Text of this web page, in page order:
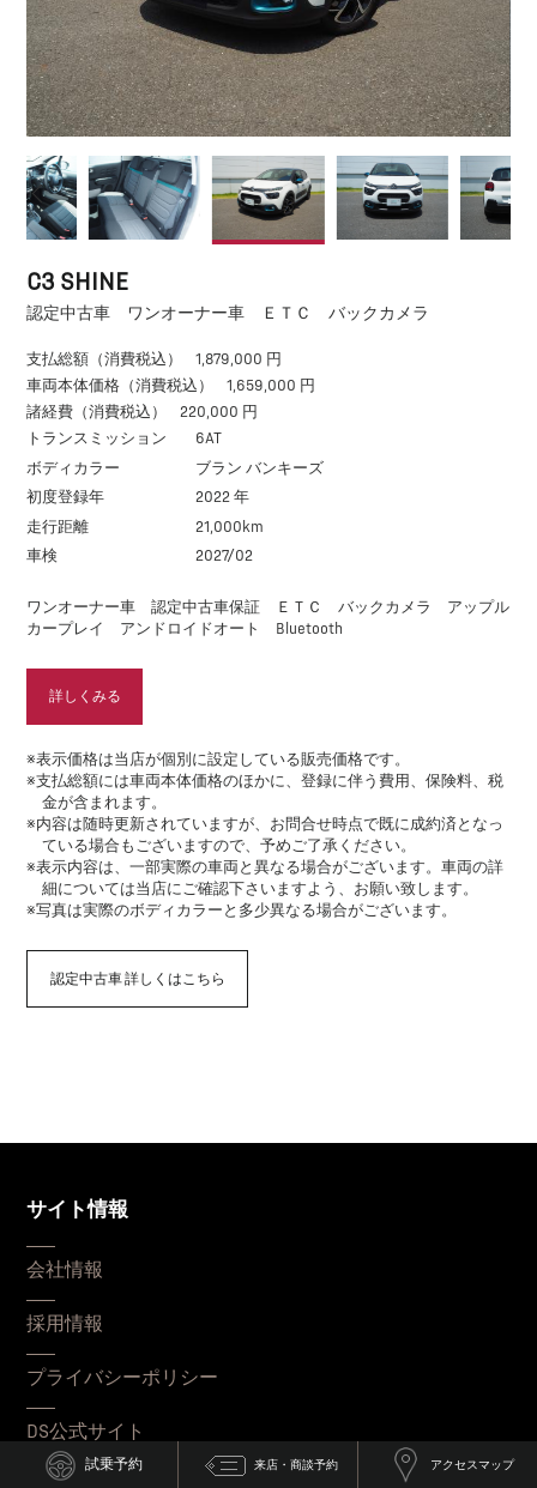
試乗予約 来店・商談予約 アクセスマップ
C3 SHINE
認定中古車 ワンオーナー車 ＥＴＣ バックカメラ
支払総額（消費税込）
1,879,000 円
車両本体価格（消費税込）
1,659,000 円
諸経費（消費税込）
220,000 円
トランスミッション
6AT
ボディカラー
ブラン バンキーズ
初度登録年
2022 年
走行距離
21,000km
車検
2027/02
ワンオーナー車 認定中古車保証 ＥＴＣ バックカメラ アップル
カープレイ アンドロイドオート Bluetooth
詳しくみる
※表示価格は当店が個別に設定している販売価格です。
※支払総額には車両本体価格のほかに、登録に伴う費用、保険料、税
金が含まれます。
※内容は随時更新されていますが、お問合せ時点で既に成約済となっ
ている場合もございますので、予めご了承ください。
※表示内容は、一部実際の車両と異なる場合がございます。車両の詳
細については当店にご確認下さいますよう、お願い致します。
※写真は実際のボディカラーと多少異なる場合がございます。
認定中古車 詳しくはこちら
サイト情報
会社情報
採用情報
プライバシーポリシー
DS公式サイト